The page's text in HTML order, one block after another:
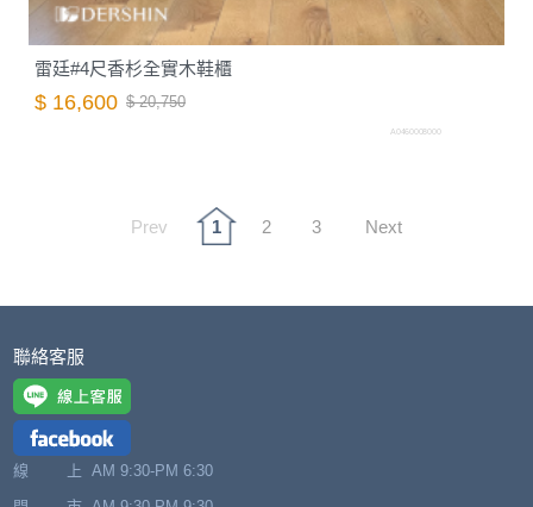
雷廷#4尺香杉全實木鞋櫃
$ 16,600 $ 20,750
A0460008000
Prev 1 2 3 Next
聯絡客服
線 上 AM 9:30-PM 6:30